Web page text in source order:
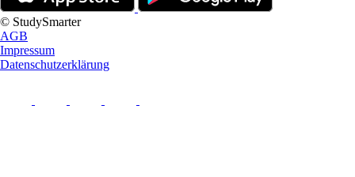
© StudySmarter
AGB
Impressum
Datenschutzerklärung